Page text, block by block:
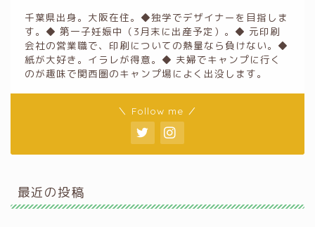
千葉県出身。大阪在住。◆独学でデザイナーを目指しま
す。◆ 第一子妊娠中（3月末に出産予定）。◆ 元印刷
会社の営業職で、印刷についての熱量なら負けない。◆
紙が大好き。イラレが得意。◆ 夫婦でキャンプに行く
のが趣味で関西圏のキャンプ場によく出没します。
＼ Follow me ／
最近の投稿